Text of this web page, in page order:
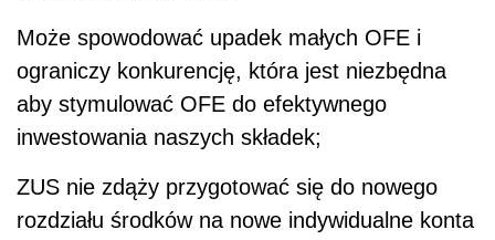
Może spowodować upadek małych OFE i
ograniczy konkurencję, która jest niezbędna
aby stymulować OFE do efektywnego
inwestowania naszych składek;
ZUS nie zdąży przygotować się do nowego
rozdziału środków na nowe indywidualne konta